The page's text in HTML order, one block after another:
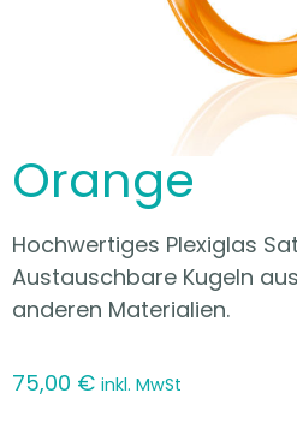
Orange
Hochwertiges Plexiglas
Austauschbare Kugeln
anderen Materialien.
75,00 € inkl. MwSt